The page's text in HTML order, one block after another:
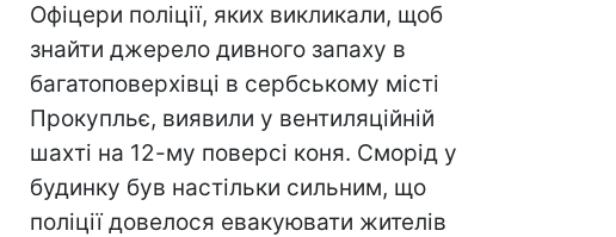
Офіцери поліції, яких викликали, щоб
знайти джерело дивного запаху в
багатоповерхівці в сербському місті
Прокупльє, виявили у вентиляційній
шахті на 12-му поверсі коня. Сморід у
будинку був настільки сильним, що
поліції довелося евакуювати жителів